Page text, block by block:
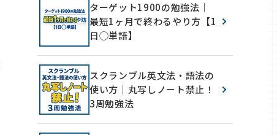
ターゲット1900の勉強法｜
最短1ヶ月で終わるやり方【1
日◯単語】
スクランブル英文法・語法の
使い方｜丸写しノート禁止！
3周勉強法